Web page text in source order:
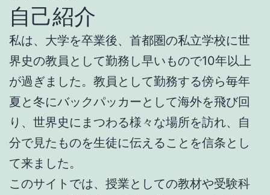
自己紹介
私は、大学を卒業後、首都圏の私立学校に世
界史の教員として勤務し早いもので10年以上
が過ぎました。教員として勤務する傍ら毎年
夏と冬にバックパッカーとして海外を飛び回
り、世界史にまつわる様々な場所を訪れ、自
分で見たものを生徒に伝えることを信条とし
て来ました。
このサイトでは、授業としての教材や受験科